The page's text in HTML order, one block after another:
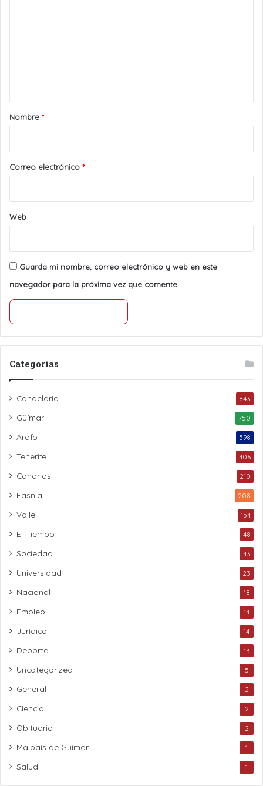
r
*
Nombre *
Correo electrónico *
Web
Guarda mi nombre, correo electrónico y web en este
navegador para la próxima vez que comente.
Categorías
Candelaria 843
Güímar 750
Arafo 598
Tenerife 406
Canarias 210
Fasnia 208
Valle 154
El Tiempo 48
Sociedad 43
Universidad 23
Nacional 18
Empleo 14
Jurídico 14
Deporte 13
Uncategorized 5
General 2
Ciencia 2
Obituario 2
Malpaís de Güímar 1
Salud 1